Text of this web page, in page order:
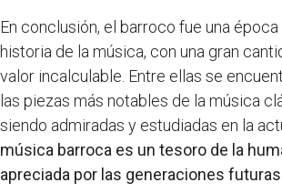
En conclusión, el barroco fue una
historia de la música, con una gran
valor incalculable. Entre ellas se
las piezas más notables de la música
siendo admiradas y estudiadas en la
música barroca es un tesoro de la
apreciada por las generaciones